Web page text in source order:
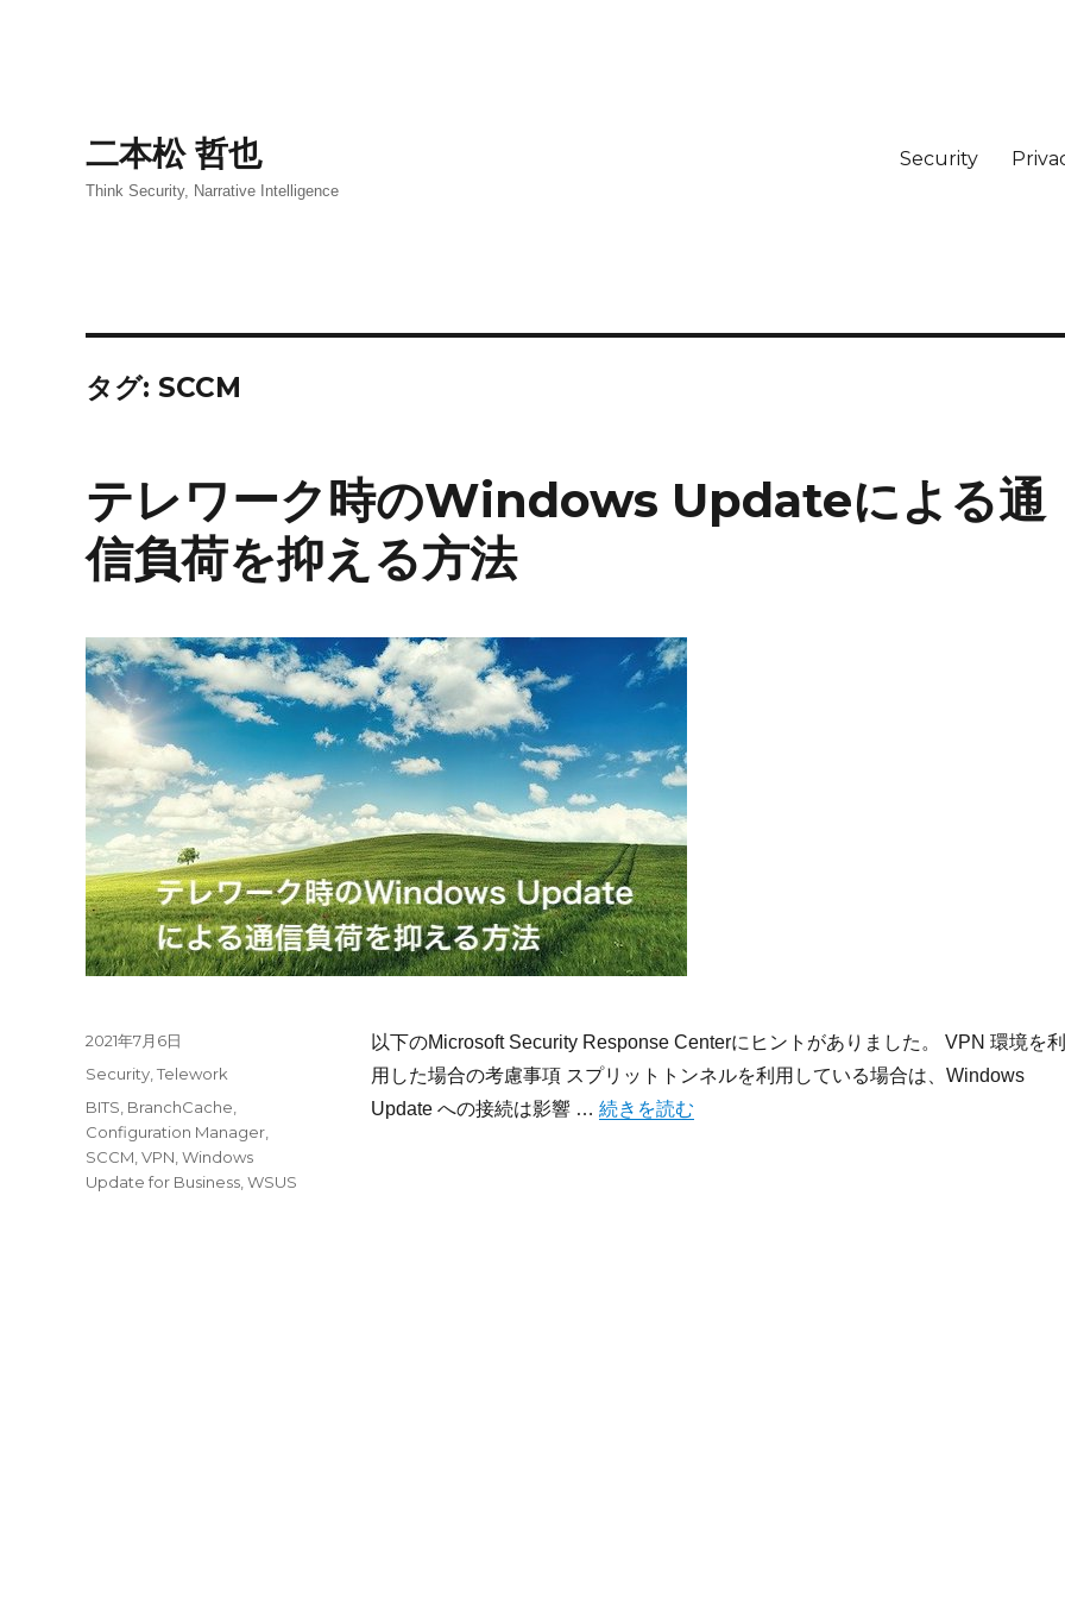
二本松 哲也
Think Security, Narrative Intelligence
Security
タグ: SCCM
テレワーク時のWindows Updateによる通
信負荷を抑える方法
以下のMicrosoft Security Response Centerにヒントがありました。 VPN 環境を利
用した場合の考慮事項 スプリットトンネルを利用している場合は、Windows
Update への接続は影響 … “テレワーク時のWindows Updateによる通信負荷を抑
続きを読む
投
2021年7月6日
カ
Security Telework
タ
グ
BITS BranchCache
Configuration Manager
SCCM VPN Windows
Update for Business WSUS